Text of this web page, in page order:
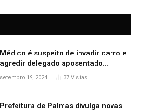
Médico é suspeito de invadir carro e
agredir delegado aposentado
durante confusão no trânsito
setembro 19, 2024 37 Visitas
Prefeitura de Palmas divulga novas